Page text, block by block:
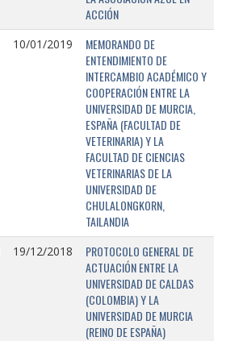
ACCIÓN
10/01/2019
MEMORANDO DE
ENTENDIMIENTO DE
INTERCAMBIO ACADÉMICO Y
COOPERACIÓN ENTRE LA
UNIVERSIDAD DE MURCIA,
ESPAÑA (FACULTAD DE
VETERINARIA) Y LA
FACULTAD DE CIENCIAS
VETERINARIAS DE LA
UNIVERSIDAD DE
CHULALONGKORN,
TAILANDIA
19/12/2018
PROTOCOLO GENERAL DE
ACTUACIÓN ENTRE LA
UNIVERSIDAD DE CALDAS
(COLOMBIA) Y LA
UNIVERSIDAD DE MURCIA
(REINO DE ESPAÑA)